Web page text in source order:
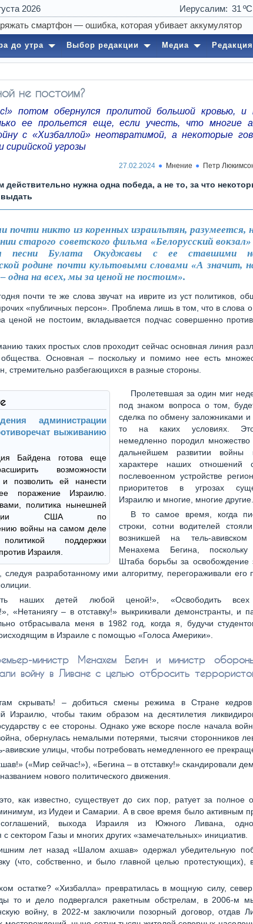
2026 Иерусалим 31
до утра Выбор редакции Медиа Редакция
не постоим?
потом обернулся пролитой большой кровью, и
ее прольется еще, если учесть, что многие
с «Хизбаллой» неотвратимой, а некоторые
сирийской угрозы
27.02.2024 Мнение Петр
действительно нужна одна победа, а не то, за что
почти никто из коренных израильтян, разумеется,
старого советского фильма «Белорусский вокзал»
песни Булата Окуджавы с ее ставшими
родине почти культовыми словами «А значит,
одна на всех, мы за ценой не постоим».
почти те же слова звучат на иврите из уст политиков,
«публичных персон». Проблема лишь в том, что в слова
ценой не постоим, вкладывается подчас совершенно
таких простых слов проходит сейчас основная линия
общества. Основная – поскольку и помимо нее есть
стремительно разбегающихся в разные стороны.
администрации
выживанию
Байдена готова еще
возможности
позволить ей нанести
поражение Израилю.
политика нынешней
США по
войны на самом деле
поддержки
Израиля.
Пролетевшая за один миг
под знаком вопроса о том,
сделка по обмену заложниками и
то на каких условиях.
немедленно породил
дальнейшем развитии
характере наших
послевоенном устройстве
приоритетов в угрозах
Израилю и многие, многие другие.
В то самое время, когда
строки, сотни водителей
возникшей на тель-авивском
Менахема Бегина, поскольку
Штаба борьбы за освобождение
следуя разработанному ими алгоритму, перегораживали его
наших детей любой ценой!», «Освободить всех
«Нетаниягу – в отставку!» выкрикивали демонстранты, и
отбрасывала меня в 1982 год, когда я, будучи
в Израиле с помощью «Голоса Америки».
министр Менахем Бегин и министр
войну в Ливане с целью отбросить
скрывать! – добиться смены режима в Стране
Израилю, чтобы таким образом на десятилетия
с ее стороны. Однако уже вскоре после начала
обернулась немалыми потерями, тысячи сторонников
авивские улицы, чтобы потребовать немедленного ее
(«Мир сейчас!»), «Бегина – в отставку!» скандировали
нового политического движения.
как известно, существует до сих пор, ратует за полное
из Иудеи и Самарии. А в свое время было активным
выхода Израиля из Южного Ливана,
сектором Газы и многих других «замечательных» инициатив.
лет назад «Шалом ахшав» одержал убедительную
(что, собственно, и было главной целью протестующих),
остатке? «Хизбалла» превратилась в мощную силу,
то и дело подвергался ракетным обстрелам, в 2006-м
войну, в 2022-м заключили позорный договор, отдав